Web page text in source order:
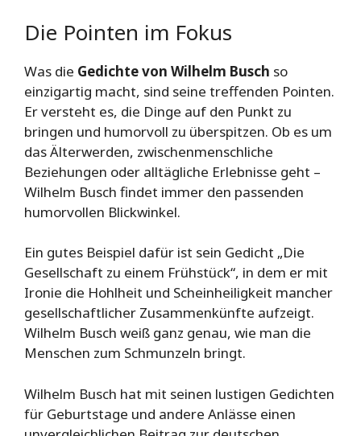
Die Pointen im Fokus
Was die Gedichte von Wilhelm Busch so
einzigartig macht, sind seine treffenden Pointen.
Er versteht es, die Dinge auf den Punkt zu
bringen und humorvoll zu überspitzen. Ob es um
das Älterwerden, zwischenmenschliche
Beziehungen oder alltägliche Erlebnisse geht –
Wilhelm Busch findet immer den passenden
humorvollen Blickwinkel.
Ein gutes Beispiel dafür ist sein Gedicht „Die
Gesellschaft zu einem Frühstück“, in dem er mit
Ironie die Hohlheit und Scheinheiligkeit mancher
gesellschaftlicher Zusammenkünfte aufzeigt.
Wilhelm Busch weiß ganz genau, wie man die
Menschen zum Schmunzeln bringt.
Wilhelm Busch hat mit seinen lustigen Gedichten
für Geburtstage und andere Anlässe einen